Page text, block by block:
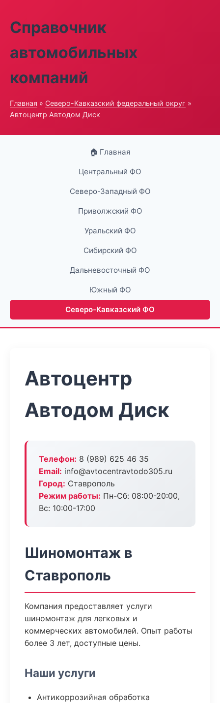
Справочник
автомобильных
компаний
Главная » Северо-Кавказский федеральный округ »
Автоцентр Автодом Диск
🏠 Главная
Центральный ФО
Северо-Западный ФО
Приволжский ФО
Уральский ФО
Сибирский ФО
Дальневосточный ФО
Южный ФО
Северо-Кавказский ФО
Автоцентр
Автодом Диск
Телефон: 8 (989) 625 46 35
Email: info@avtocentravtodo305.ru
Город: Ставрополь
Режим работы: Пн-Сб: 08:00-20:00,
Вс: 10:00-17:00
Шиномонтаж в
Ставрополь
Компания предоставляет услуги
шиномонтаж для легковых и
коммерческих автомобилей. Опыт работы
более 3 лет, доступные цены.
Наши услуги
Антикоррозийная обработка